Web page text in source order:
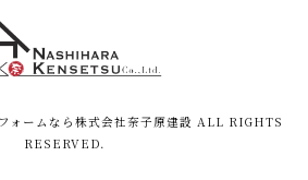
ォームなら株式会社奈子原建設 ALL RIGHTS
RESERVED.